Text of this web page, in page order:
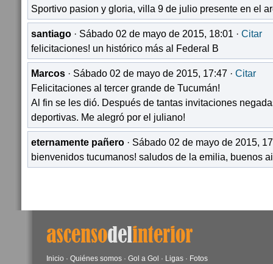
Sportivo pasion y gloria, villa 9 de julio presente en el
santiago · Sábado 02 de mayo de 2015, 18:01 · Citar
felicitaciones! un histórico más al Federal B
Marcos · Sábado 02 de mayo de 2015, 17:47 · Citar
Felicitaciones al tercer grande de Tucumán!
Al fin se les dió. Después de tantas invitaciones
deportivas. Me alegró por el juliano!
eternamente pañero · Sábado 02 de mayo de 2015,
bienvenidos tucumanos! saludos de la emilia, buenos
Inicio · Quiénes somos · Gol a Gol · Ligas · Fotos